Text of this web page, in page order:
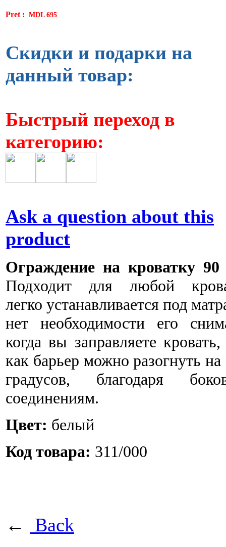
Pret : MDL 695
Скидки и подарки на
данный товар:
Быстрый переход в
категорию:
Ask a question about this
product
Ограждение на кроватку 90
Подходит для любой
легко устанавливается под
нет необходимости его
когда вы заправляете кровать,
как барьер можно разогнуть на
градусов, благодаря
соединениям.
Цвет: белый
Код товара: 311/000
← Back